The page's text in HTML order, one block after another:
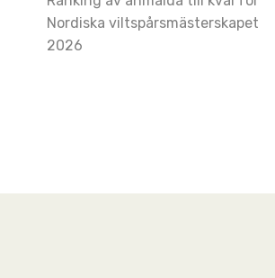
Nordiska viltspårsmästerskapet
2026